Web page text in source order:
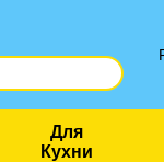
Для
Кухни